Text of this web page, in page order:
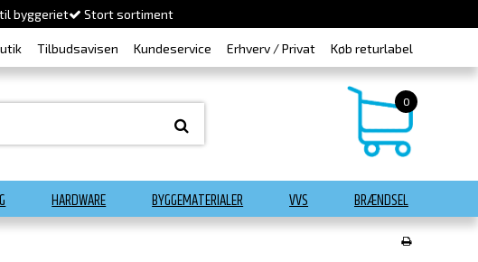
byggeriet Stort sortiment
Tilbudsavisen Kundeservice Erhverv / Privat Køb returlabel
0
HARDWARE BYGGEMATERIALER VVS BRÆNDSEL